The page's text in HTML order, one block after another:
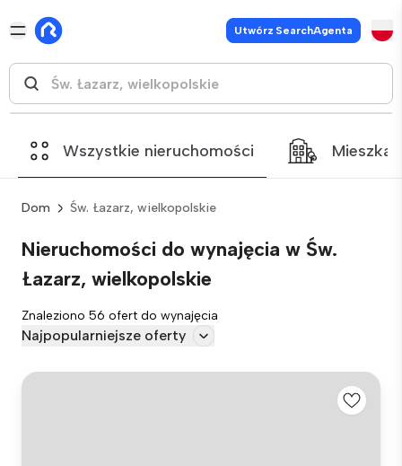
Utwórz SearchAgenta
Wszystkie nieruchomości
Dom Św. Łazarz, wielkopolskie
Nieruchomości do wynajęcia w Św.
Łazarz, wielkopolskie
Znaleziono 56 ofert do wynajęcia
Najpopularniejsze oferty